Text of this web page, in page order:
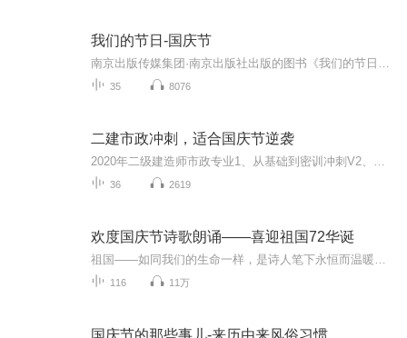
我们的节日-国庆节
35 8076
二建市政冲刺，适合国庆节逆袭
36 2619
欢度国庆节诗歌朗诵——喜迎祖国72华诞
116 11万
国庆节的那些事儿-来历由来风俗习惯